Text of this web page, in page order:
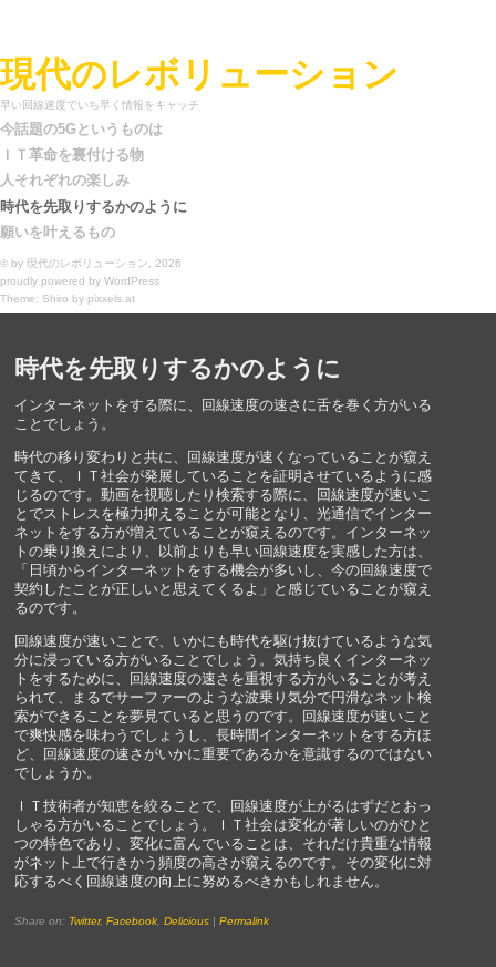
現代のレボリューション
早い回線速度でいち早く情報をキャッチ
今話題の5Gというものは
ＩＴ革命を裏付ける物
人それぞれの楽しみ
時代を先取りするかのように
願いを叶えるもの
© by 現代のレボリューション , 2026
proudly powered by WordPress
Theme: Shiro by pixxels.at
時代を先取りするかのように
インターネットをする際に、回線速度の速さに舌を巻く方がいる
ことでしょう。
時代の移り変わりと共に、回線速度が速くなっていることが窺え
てきて、ＩＴ社会が発展していることを証明させているように感
じるのです。動画を視聴したり検索する際に、回線速度が速いこ
とでストレスを極力抑えることが可能となり、光通信でインター
ネットをする方が増えていることが窺えるのです。インターネッ
トの乗り換えにより、以前よりも早い回線速度を実感した方は、
「日頃からインターネットをする機会が多いし、今の回線速度で
契約したことが正しいと思えてくるよ」と感じていることが窺え
るのです。
回線速度が速いことで、いかにも時代を駆け抜けているような気
分に浸っている方がいることでしょう。気持ち良くインターネッ
トをするために、回線速度の速さを重視する方がいることが考え
られて、まるでサーファーのような波乗り気分で円滑なネット検
索ができることを夢見ていると思うのです。回線速度が速いこと
で爽快感を味わうでしょうし、長時間インターネットをする方ほ
ど、回線速度の速さがいかに重要であるかを意識するのではない
でしょうか。
ＩＴ技術者が知恵を絞ることで、回線速度が上がるはずだとおっ
しゃる方がいることでしょう。ＩＴ社会は変化が著しいのがひと
つの特色であり、変化に富んでいることは、それだけ貴重な情報
がネット上で行きかう頻度の高さが窺えるのです。その変化に対
応するべく回線速度の向上に努めるべきかもしれません。
Share on: Twitter, Facebook, Delicious| Permalink